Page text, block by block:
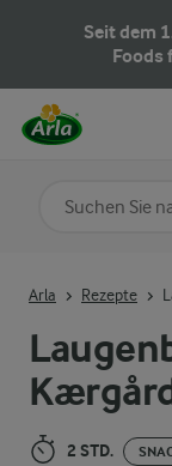
Seit dem
Foods
2 STD.
Arla Rezepte
Nach